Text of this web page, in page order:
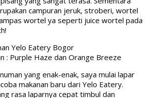
campuran jeruk, stroberi, wortel
wortel ya seperti juice wortel pada
: Purple Haze dan Orange Breeze
yang enak-enak, saya mulai lapar
makanan baru dari Yelo Eatery.
rasa laparnya cepat timbul dan